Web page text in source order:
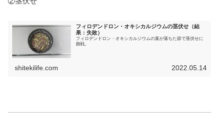
フィロデンドロン・オキシカルジウムの茎伏せ（結
果：失敗）
フィロデンドロン・オキシカルジウムの葉が落ちた節で茎伏せに
挑戦。
shitekilife.com 2022.05.14